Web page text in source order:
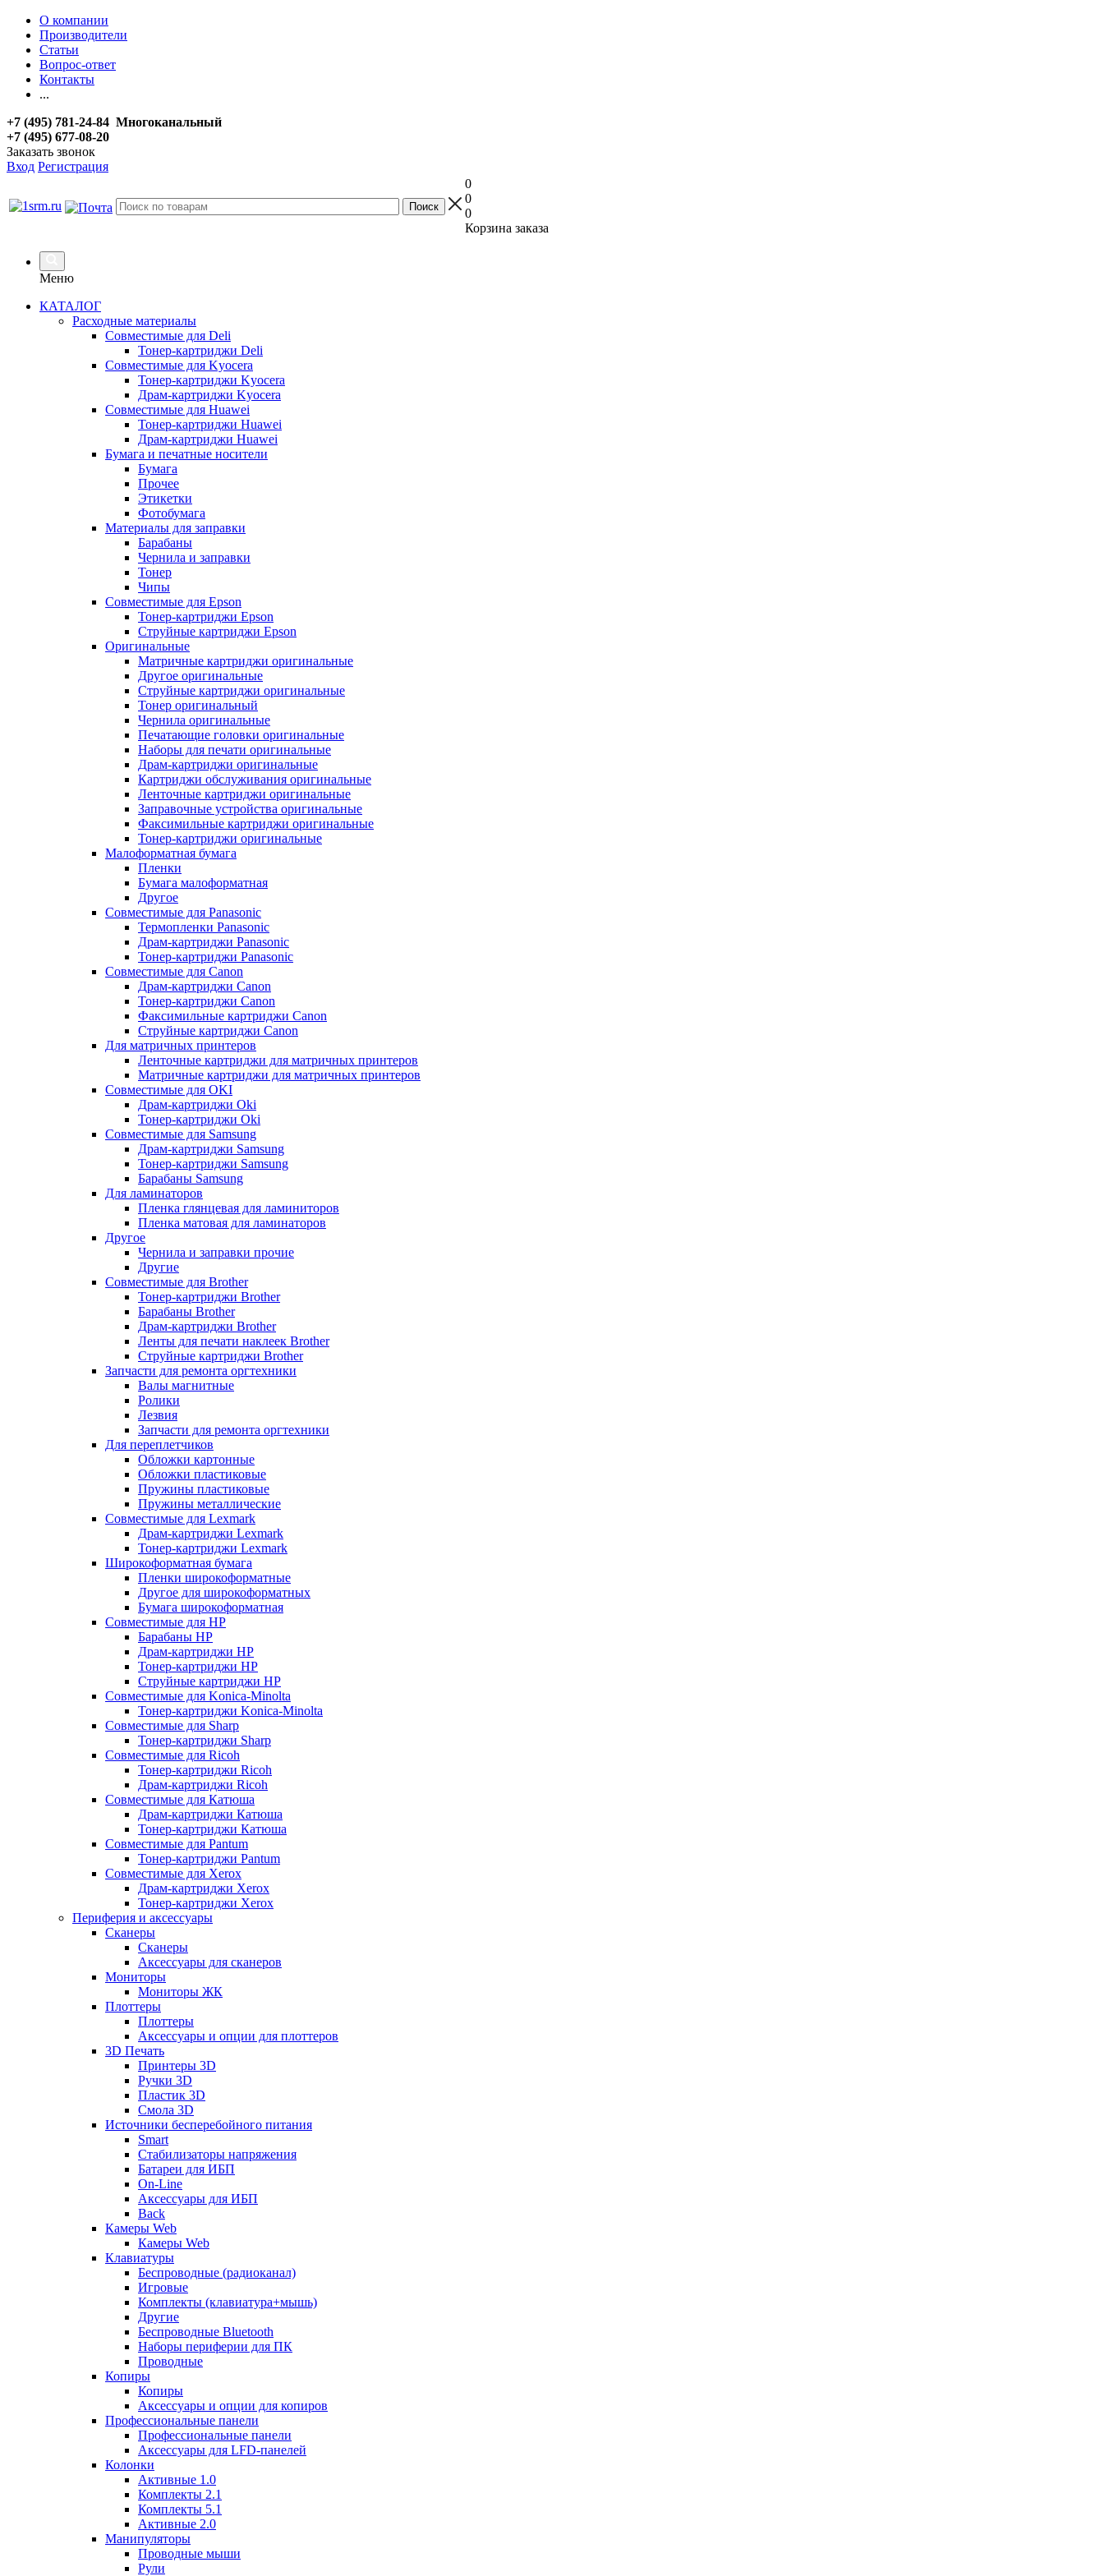
О компании
Производители
Статьи
Вопрос-ответ
Контакты
...
+7 (495) 781-24-84 Многоканальный
+7 (495) 677-08-20
Заказать звонок
Вход Регистрация
0
0
0
Корзина заказа
Меню
КАТАЛОГ
Расходные материалы
Совместимые для Deli
Тонер-картриджи Deli
Совместимые для Kyocera
Тонер-картриджи Kyocera
Драм-картриджи Kyocera
Совместимые для Huawei
Тонер-картриджи Huawei
Драм-картриджи Huawei
Бумага и печатные носители
Бумага
Прочее
Этикетки
Фотобумага
Материалы для заправки
Барабаны
Чернила и заправки
Тонер
Чипы
Совместимые для Epson
Тонер-картриджи Epson
Струйные картриджи Epson
Оригинальные
Матричные картриджи оригинальные
Другое оригинальные
Струйные картриджи оригинальные
Тонер оригинальный
Чернила оригинальные
Печатающие головки оригинальные
Наборы для печати оригинальные
Драм-картриджи оригинальные
Картриджи обслуживания оригинальные
Ленточные картриджи оригинальные
Заправочные устройства оригинальные
Факсимильные картриджи оригинальные
Тонер-картриджи оригинальные
Малоформатная бумага
Пленки
Бумага малоформатная
Другое
Совместимые для Panasonic
Термопленки Panasonic
Драм-картриджи Panasonic
Тонер-картриджи Panasonic
Совместимые для Canon
Драм-картриджи Canon
Тонер-картриджи Canon
Факсимильные картриджи Canon
Струйные картриджи Canon
Для матричных принтеров
Ленточные картриджи для матричных принтеров
Матричные картриджи для матричных принтеров
Совместимые для OKI
Драм-картриджи Oki
Тонер-картриджи Oki
Совместимые для Samsung
Драм-картриджи Samsung
Тонер-картриджи Samsung
Барабаны Samsung
Для ламинаторов
Пленка глянцевая для ламиниторов
Пленка матовая для ламинаторов
Другое
Чернила и заправки прочие
Другие
Совместимые для Brother
Тонер-картриджи Brother
Барабаны Brother
Драм-картриджи Brother
Ленты для печати наклеек Brother
Струйные картриджи Brother
Запчасти для ремонта оргтехники
Валы магнитные
Ролики
Лезвия
Запчасти для ремонта оргтехники
Для переплетчиков
Обложки картонные
Обложки пластиковые
Пружины пластиковые
Пружины металлические
Совместимые для Lexmark
Драм-картриджи Lexmark
Тонер-картриджи Lexmark
Широкоформатная бумага
Пленки широкоформатные
Другое для широкоформатных
Бумага широкоформатная
Совместимые для HP
Барабаны HP
Драм-картриджи HP
Тонер-картриджи HP
Струйные картриджи HP
Совместимые для Konica-Minolta
Тонер-картриджи Konica-Minolta
Совместимые для Sharp
Тонер-картриджи Sharp
Совместимые для Ricoh
Тонер-картриджи Ricoh
Драм-картриджи Ricoh
Совместимые для Катюша
Драм-картриджи Катюша
Тонер-картриджи Катюша
Совместимые для Pantum
Тонер-картриджи Pantum
Совместимые для Xerox
Драм-картриджи Xerox
Тонер-картриджи Xerox
Периферия и аксессуары
Сканеры
Сканеры
Аксессуары для сканеров
Мониторы
Мониторы ЖК
Плоттеры
Плоттеры
Аксессуары и опции для плоттеров
3D Печать
Принтеры 3D
Ручки 3D
Пластик 3D
Смола 3D
Источники бесперебойного питания
Smart
Стабилизаторы напряжения
Батареи для ИБП
On-Line
Аксессуары для ИБП
Back
Камеры Web
Камеры Web
Клавиатуры
Беспроводные (радиоканал)
Игровые
Комплекты (клавиатура+мышь)
Другие
Беспроводные Bluetooth
Наборы периферии для ПК
Проводные
Копиры
Копиры
Аксессуары и опции для копиров
Профессиональные панели
Профессиональные панели
Аксессуары для LFD-панелей
Колонки
Активные 1.0
Комплекты 2.1
Комплекты 5.1
Активные 2.0
Манипуляторы
Проводные мыши
Рули